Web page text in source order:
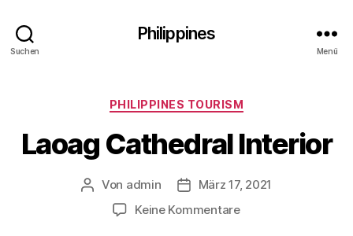
Suchen
Philippines
Menü
Kategorien
PHILIPPINES TOURISM
Laoag Cathedral Interior
Beitragsautor
Von admin Veröffentlichungsdatum
März 17, 2021
Keine Kommentarezu